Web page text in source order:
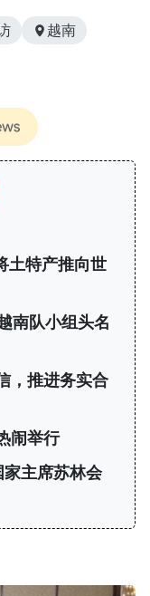
越南
土特产推向世
南队小组头名
，推进务实合
闹举行
主席苏林会